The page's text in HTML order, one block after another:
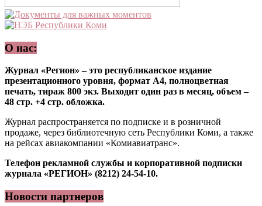
О нас:
Журнал «Регион» – это республиканское издание
презентационного уровня, формат А4, полноцветная
печать, тираж 800 экз. Выходит один раз в месяц, объем –
48 стр. +4 стр. обложка.
Журнал распространяется по подписке и в розничной
продаже, через библиотечную сеть Республики Коми, а также
на рейсах авиакомпании «Комиавиатранс».
Телефон рекламной службы и корпоративной подписки
журнала «РЕГИОН» (8212) 24-54-10.
Новости партнеров